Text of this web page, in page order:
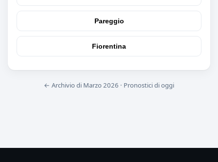
Pareggio
Fiorentina
← Archivio di Marzo 2026 · Pronostici di oggi